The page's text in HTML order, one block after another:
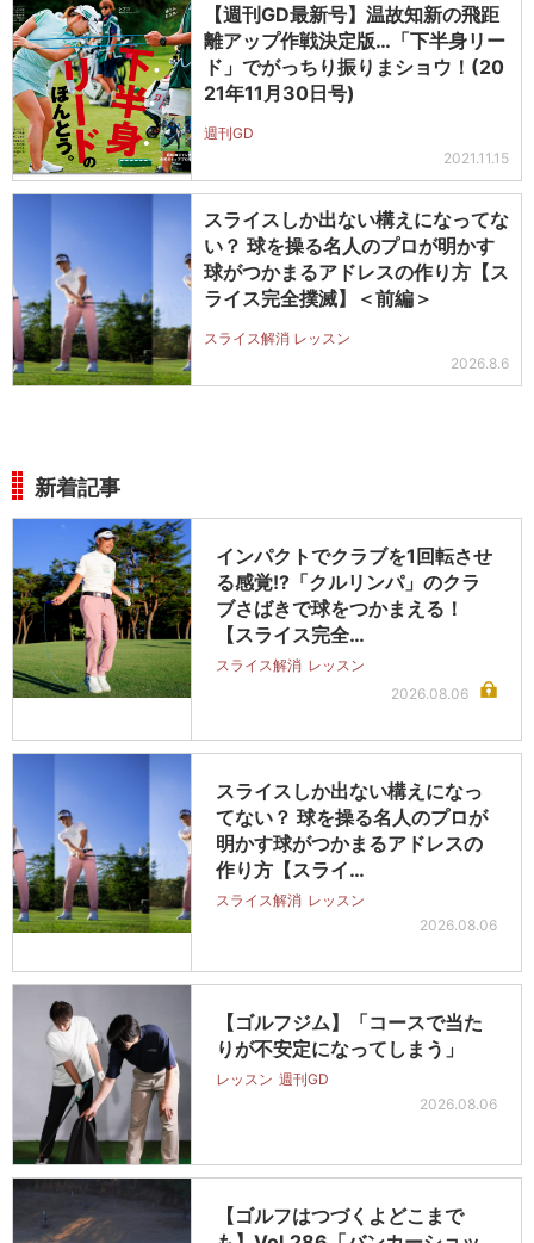
【週刊GD最新号】温故知新の飛距
離アップ作戦決定版…「下半身リー
ド」でがっちり振りまショウ！(20
21年11月30日号)
週刊GD
2021.11.15
スライスしか出ない構えになってな
い？ 球を操る名人のプロが明かす
球がつかまるアドレスの作り方【ス
ライス完全撲滅】＜前編＞
スライス解消 レッスン
2026.8.6
新着記事
インパクトでクラブを1回転させ
る感覚!?「クルリンパ」のクラ
ブさばきで球をつかまえる！
【スライス完全…
スライス解消 レッスン
2026.08.06
スライスしか出ない構えになっ
てない？ 球を操る名人のプロが
明かす球がつかまるアドレスの
作り方【スライ…
スライス解消 レッスン
2026.08.06
【ゴルフジム】「コースで当た
りが不安定になってしまう」
レッスン 週刊GD
2026.08.06
【ゴルフはつづくよどこまで